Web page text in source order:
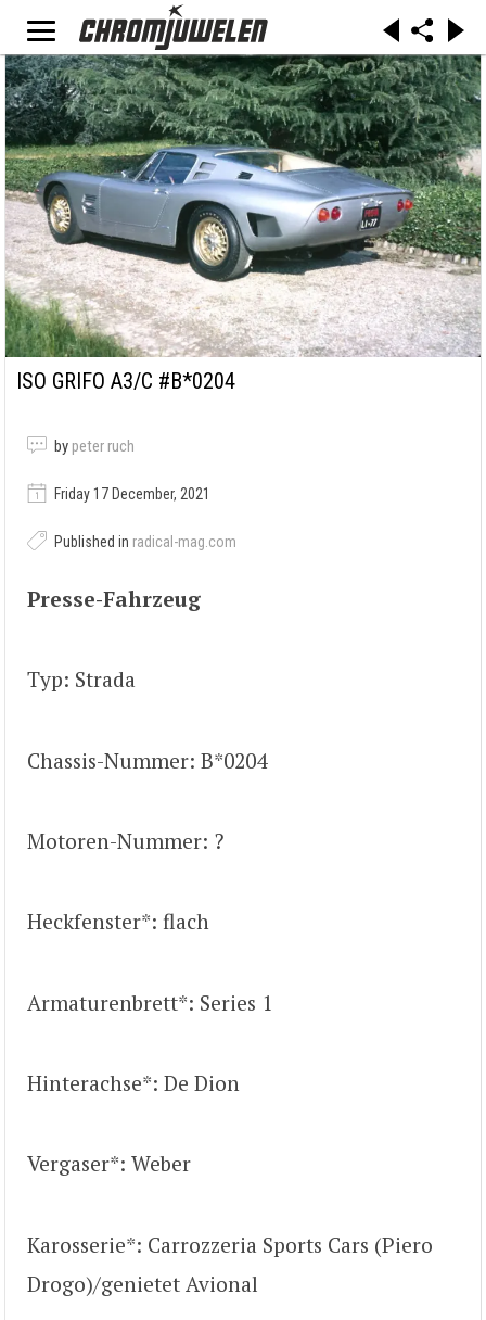
ISO GRIFO A3/C #B*0204
by peter ruch
Friday 17 December, 2021
Published in radical-mag.com
Presse-Fahrzeug
Typ: Strada
Chassis-Nummer: B*0204
Motoren-Nummer: ?
Heckfenster*: flach
Armaturenbrett*: Series 1
Hinterachse*: De Dion
Vergaser*: Weber
Karosserie*: Carrozzeria Sports Cars (Piero
Drogo)/genietet Avional